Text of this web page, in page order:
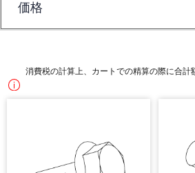
価格
消費税の計算上、カートでの精算の際に合計